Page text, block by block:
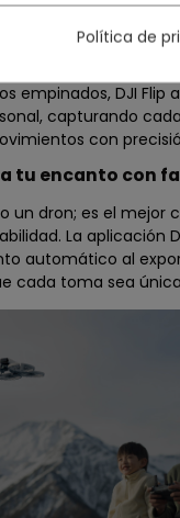
de atención de
empinados, DJI Flip
capturando
con
tu encanto con
un dron; es el mejor
La aplicación
automático al
cada toma sea
Política de